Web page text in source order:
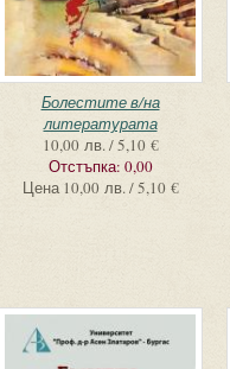
Болестите в/на
литературата
10,00 лв. / 5,10 €
Отстъпка: 0,00
Цена 10,00 лв. / 5,10 €